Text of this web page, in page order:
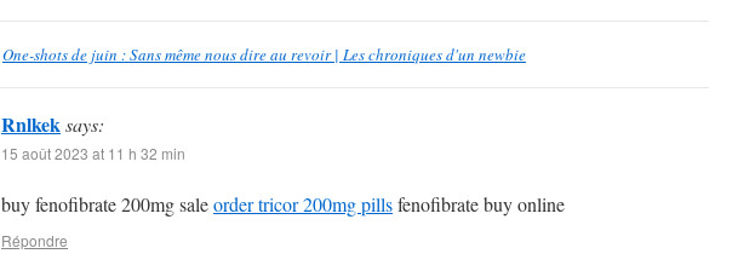
One-shots de juin : Sans même nous dire au revoir | Les chroniques d'un newbie
Rnlkeksays:
15 août 2023 at 11 h 32 min
buy fenofibrate 200mg saleorder tricor 200mg pillsfenofibrate buy online
Répondre